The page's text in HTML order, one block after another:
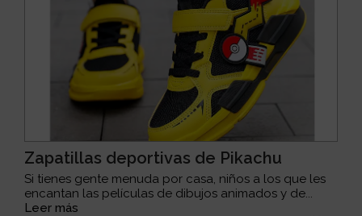
Zapatillas deportivas de Pikachu
Si tienes gente menuda por casa, niños a los que les
encantan las películas de dibujos animados y de...
Leer más